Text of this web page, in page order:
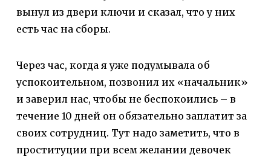
вынул из двери ключи и сказал, что у них
есть час на сборы.
Через час, когда я уже подумывала об
успокоительном, позвонил их «начальник»
и заверил нас, чтобы не беспокоились – в
течение 10 дней он обязательно заплатит за
своих сотрудниц. Тут надо заметить, что в
проституции при всем желании девочек